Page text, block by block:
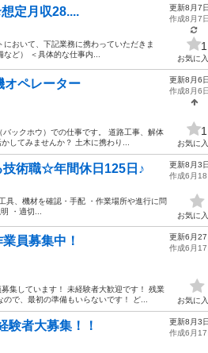
想定月収28....
おいて、下記業務に携わっていただきま
ど） ＜具体的な仕事内...
更新8月7日
作成8月7日
1
お気に
オペレーター
ックホウ）での仕事です。 道路工事、解体
してみませんか？ 土木に携わり...
更新8月6日
作成8月6日
1
お気に
技術職☆年間休日125日♪
、機材を確認・手配 ・作業場所や進行に問
・適切...
更新8月3日
作成6月18
お気に
員募集中！
集しています！ 未経験者大歓迎です！ 残業
で、最初の準備もいらないです！ ど...
更新6月27
作成6月17
お気に
験者大募集！！
更新8月3日
作成6月17